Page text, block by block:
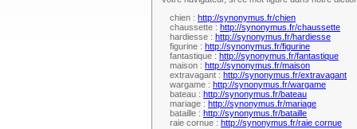
chien : http://synonymus.fr/chien
chaussette : http://synonymus.fr/chaussette
hardiesse : http://synonymus.fr/hardiesse
figurine : http://synonymus.fr/figurine
fantastique : http://synonymus.fr/fantastique
maison : http://synonymus.fr/maison
extravagant : http://synonymus.fr/extravagant
wargame : http://synonymus.fr/wargame
bateau : http://synonymus.fr/bateau
mariage : http://synonymus.fr/mariage
bataille : http://synonymus.fr/bataille
raie cornue : http://synonymus.fr/raie cornue